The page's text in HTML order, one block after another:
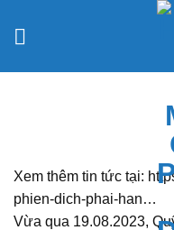
đến
QUỸ HÒA
Xem thêm tin tức tại:
phien-dich-phai-han…
Vừa qua 19.08.2023,